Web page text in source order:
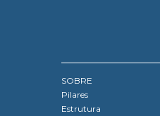
SOBRE
Pilares
Estrutura